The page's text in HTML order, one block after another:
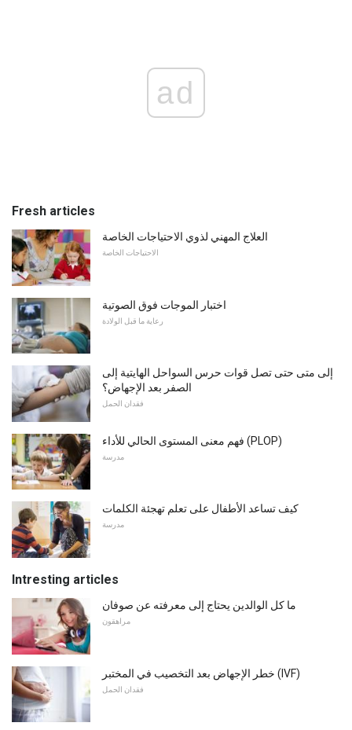
ad
Fresh articles
العلاج المهني لذوي الاحتياجات الخاصة
الاحتياجات الخاصة
اختبار الموجات فوق الصوتية
رعاية ما قبل الولادة
إلى متى حتى تصل قوات حرس السواحل الهايتية إلى
الصفر بعد الإجهاض؟
فقدان الحمل
فهم معنى المستوى الحالي للأداء (PLOP)
مدرسة
كيف تساعد الأطفال على تعلم تهجئة الكلمات
مدرسة
Intresting articles
ما كل الوالدين يحتاج إلى معرفته عن صوفان
مراهقون
خطر الإجهاض بعد التخصيب في المختبر (IVF)
فقدان الحمل